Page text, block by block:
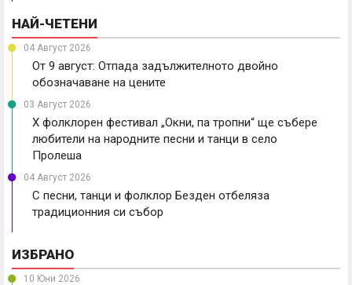
НАЙ-ЧЕТЕНИ
04 Август 2026
От 9 август: Отпада задължителното двойно
обозначаване на цените
03 Август 2026
X фолклорен фестивал „Окни, па тропни“ ще събере
любители на народните песни и танци в село
Пролеша
04 Август 2026
С песни, танци и фолклор Безден отбеляза
традиционния си събор
ИЗБРАНО
10 Юни 2026